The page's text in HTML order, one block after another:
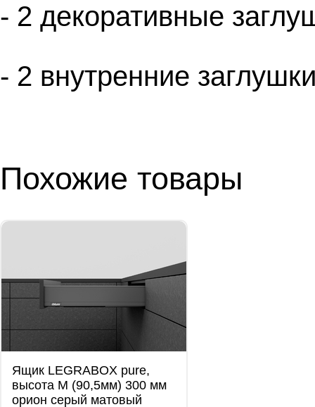
- 2 декоративные
- 2 внутренние
Похожие товары
Ящик LEGRABOX pure,
высота М (90,5мм) 300 мм
орион серый матовый